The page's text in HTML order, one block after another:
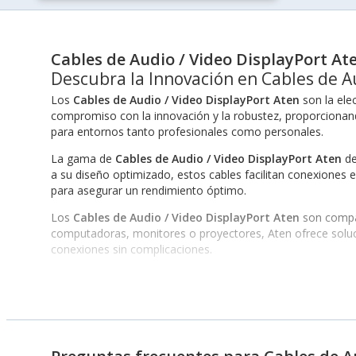
Cables de Audio / Video DisplayPort
Descubra la Innovación en Cables de
Los Cables de Audio / Video DisplayPort Aten son la
compromiso con la innovación y la robustez,
para entornos tanto profesionales como personales.
La gama de Cables de Audio / Video DisplayPort Aten
a su diseño optimizado, estos cables facilitan conexiones
para asegurar un rendimiento óptimo.
Los Cables de Audio / Video DisplayPort Aten son
computadoras, monitores o proyectores, Aten ofrece
conexiones sin complicaciones.
Soporte para múltiples resoluciones y tasas de refresco.